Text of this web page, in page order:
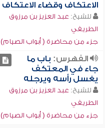
الاعتكاف وقضاء الاعتكاف
للشيخ: عبد العزيز بن مرزوق
الطريفي
جزء من محاضرة ( أبواب الصيام)
الفهرس: باب ما
جاء في المعتكف
يغسل رأسه ويرجله
للشيخ: عبد العزيز بن مرزوق
الطريفي
جزء من محاضرة ( أبواب الصيام)